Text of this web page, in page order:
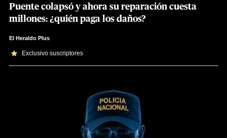
Puente colapsó y ahora su reparación cuesta
millones: ¿quién paga los daños?
El Heraldo Plus
Exclusivo suscriptores